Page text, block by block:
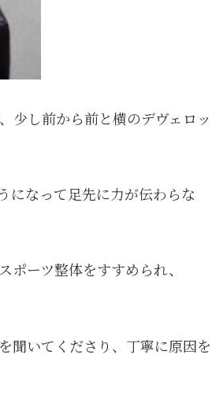
少し前から前と横のデヴェロッ
になって足先に力が伝わらな
ーツ整体をすすめられ、
聞いてくださり、丁寧に原因を